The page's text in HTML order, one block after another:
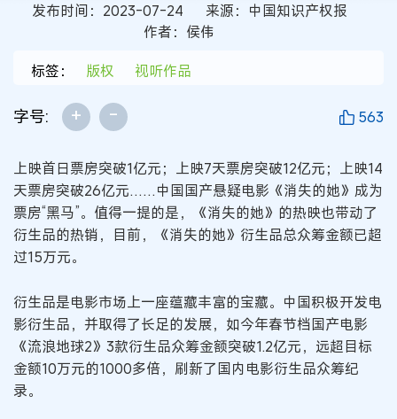
发布时间：2023-07-24
来源：中国知识产权报
作者：侯伟
标签：
版权 视听作品
字号: + - 563
上映首日票房突破1亿元；上映7天票房突破12亿元；上映14
天票房突破26亿元……中国国产悬疑电影《消失的她》成为
票房“黑马”。值得一提的是，《消失的她》的热映也带动了
衍生品的热销，目前，《消失的她》衍生品总众筹金额已超
过15万元。
衍生品是电影市场上一座蕴藏丰富的宝藏。中国积极开发电
影衍生品，并取得了长足的发展，如今年春节档国产电影
《流浪地球2》3款衍生品众筹金额突破1.2亿元，远超目标
金额10万元的1000多倍，刷新了国内电影衍生品众筹纪
录。